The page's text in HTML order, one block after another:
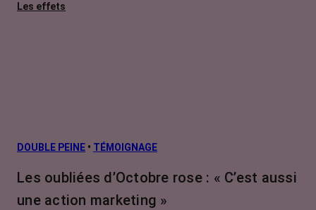
Les effets
L’après cancer
Traitements
contre le cancer
DOUBLE PEINE • TÉMOIGNAGE
Les oubliées d’Octobre rose : « C’est aussi
une action marketing »